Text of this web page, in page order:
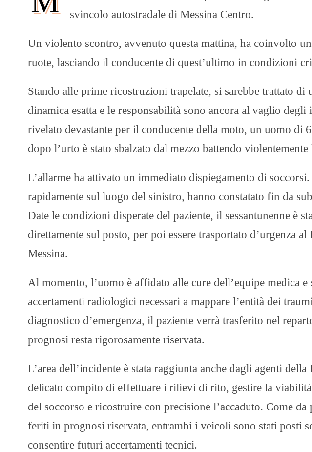
svincolo autostradale di Messina Centro.
Un violento scontro, avvenuto questa mattina, ha coinvolto
ruote, lasciando il conducente di quest’ultimo in condizioni
Stando alle prime ricostruzioni trapelate, si sarebbe trattato di
dinamica esatta e le responsabilità sono ancora al vaglio
rivelato devastante per il conducente della moto, un uomo di
dopo l’urto è stato sbalzato dal mezzo battendo violentemente
L’allarme ha attivato un immediato dispiegamento di
rapidamente sul luogo del sinistro, hanno constatato fin da
Date le condizioni disperate del paziente, il sessantunenne è
direttamente sul posto, per poi essere trasportato d’urgenza
Messina.​
Al momento, l’uomo è affidato alle cure dell’equipe medica
accertamenti radiologici necessari a mappare l’entità dei
diagnostico d’emergenza, il paziente verrà trasferito nel
prognosi resta rigorosamente riservata.
​L’area dell’incidente è stata raggiunta anche dagli agenti
delicato compito di effettuare i rilievi di rito, gestire la
del soccorso e ricostruire con precisione l’accaduto. Come
feriti in prognosi riservata, entrambi i veicoli sono stati posti
consentire futuri accertamenti tecnici.